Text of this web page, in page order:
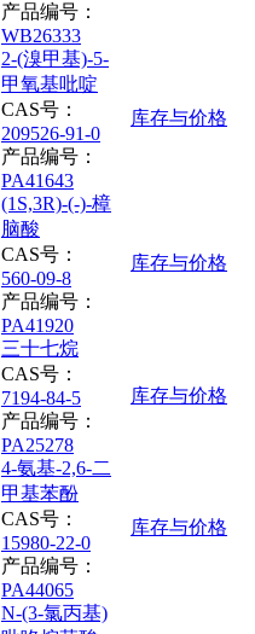
产品编号：
WB26333
2-(溴甲基)-5-
甲氧基吡啶
CAS号：
209526-91-0
产品编号：
PA41643
库存与价格
(1S,3R)-(-)-樟
脑酸
CAS号：
560-09-8
产品编号：
PA41920
库存与价格
三十七烷
CAS号：
7194-84-5
产品编号：
PA25278
库存与价格
4-氨基-2,6-二
甲基苯酚
CAS号：
15980-22-0
产品编号：
PA44065
库存与价格
N-(3-氯丙基)